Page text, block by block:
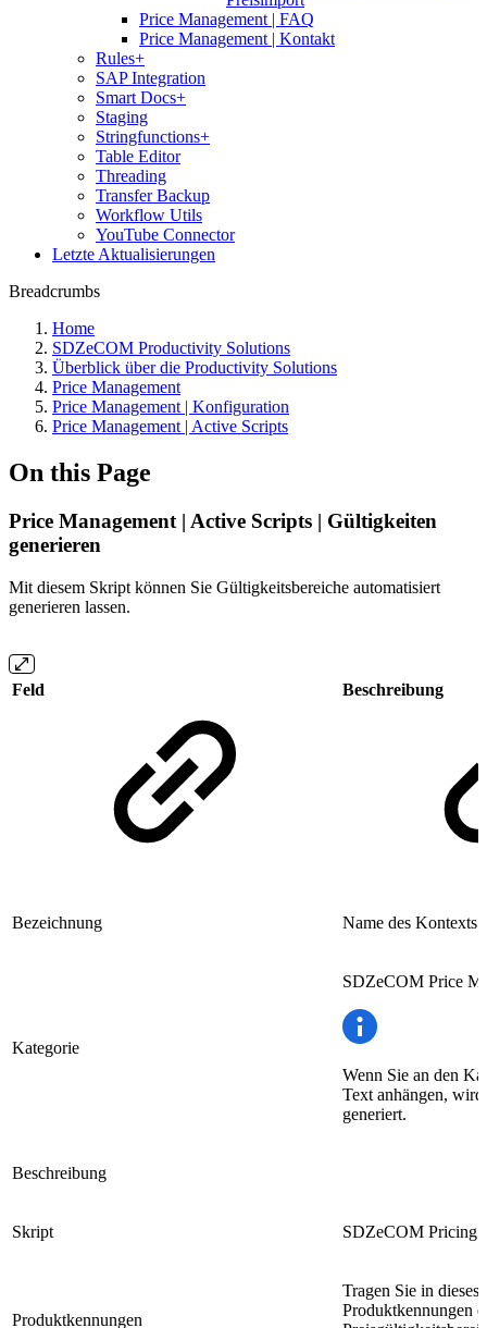
Price Management | FAQ
Price Management | Kontakt
Rules+
SAP Integration
Smart Docs+
Staging
Stringfunctions+
Table Editor
Threading
Transfer Backup
Workflow Utils
YouTube Connector
Letzte Aktualisierungen
Breadcrumbs
Home
SDZeCOM Productivity Solutions
Überblick über die Productivity Solutions
Price Management
Price Management | Konfiguration
Price Management | Active Scripts
On this Page
Price Management | Active Scripts | Gültigkeiten
generieren
Mit diesem Skript können Sie Gültigkeitsbereiche automatisiert
generieren lassen.
Feld Beschreibung
Bezeichnung Name des Kontexts
Kategorie
SDZeCOM Price
Wenn Sie an den
Text anhängen,
generiert.
Beschreibung
Skript SDZeCOM Pricing
Produktkennungen
Tragen Sie in dieses
Produktkennungen